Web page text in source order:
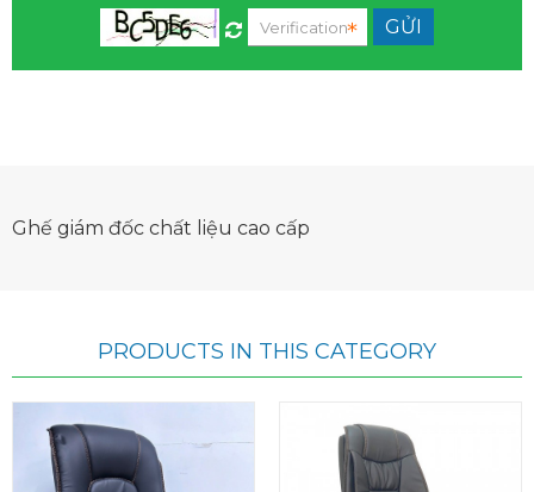
Ghế giám đốc chất liệu cao cấp
PRODUCTS IN THIS CATEGORY